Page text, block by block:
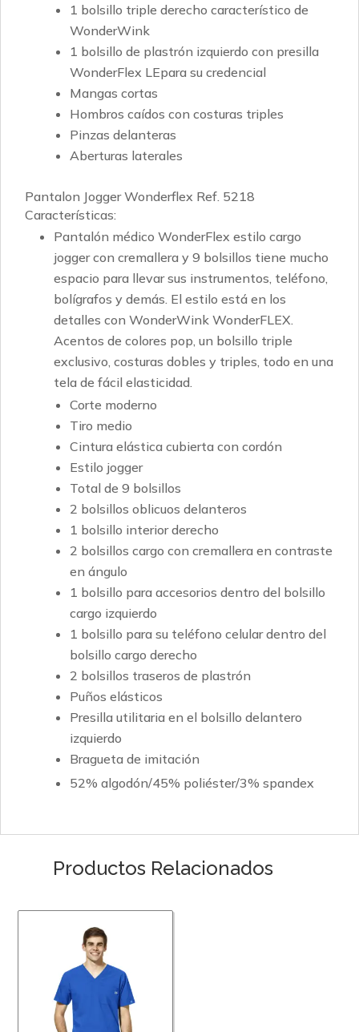
1 bolsillo triple derecho característico de
WonderWink
1 bolsillo de plastrón izquierdo con presilla
WonderFlex LEpara su credencial
Mangas cortas
Hombros caídos con costuras triples
Pinzas delanteras
Aberturas laterales
Pantalon Jogger Wonderflex Ref. 5218
Características:
Pantalón médico WonderFlex estilo cargo
jogger con cremallera y 9 bolsillos tiene mucho
espacio para llevar sus instrumentos, teléfono,
bolígrafos y demás. El estilo está en los
detalles con WonderWink WonderFLEX.
Acentos de colores pop, un bolsillo triple
exclusivo, costuras dobles y triples, todo en una
tela de fácil elasticidad.
Corte moderno
Tiro medio
Cintura elástica cubierta con cordón
Estilo jogger
Total de 9 bolsillos
2 bolsillos oblicuos delanteros
1 bolsillo interior derecho
2 bolsillos cargo con cremallera en contraste
en ángulo
1 bolsillo para accesorios dentro del bolsillo
cargo izquierdo
1 bolsillo para su teléfono celular dentro del
bolsillo cargo derecho
2 bolsillos traseros de plastrón
Puños elásticos
Presilla utilitaria en el bolsillo delantero
izquierdo
Bragueta de imitación
52% algodón/45% poliéster/3% spandex
Productos Relacionados